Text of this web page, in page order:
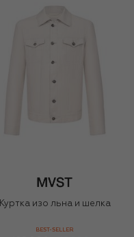
Куртка изо льна и шелка
BEST-SELLER